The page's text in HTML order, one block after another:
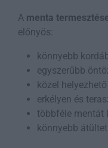
A menta
előnyös:
könnyebb
egyszerűbb
közel
erkélyen és
többféle mentát
könnyebb